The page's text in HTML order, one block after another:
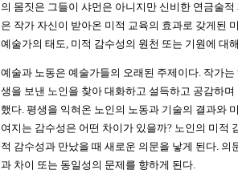
의 몸짓은 그들이 샤먼은 아니지만 신비한 연금술
은 작가 자신이 받아온 미적 교육의 효과로 갖게된
예술가의 태도, 미적 감수성의 원천 또는 기원에 대
예술과 노동은 예술가들의 오래된 주제이다. 작가
생을 보낸 노인을 찾아 대화하고 설득하고 공감하
했다. 평생을 익혀온 노인의 노동과 기술의 결과와
여지는 감수성은 어떤 차이가 있을까? 노인의 미적
적 감수성과 만났을 때 새로운 의문을 낳게 된다. 의
과 차이 또는 동일성의 문제를 향하게 된다.